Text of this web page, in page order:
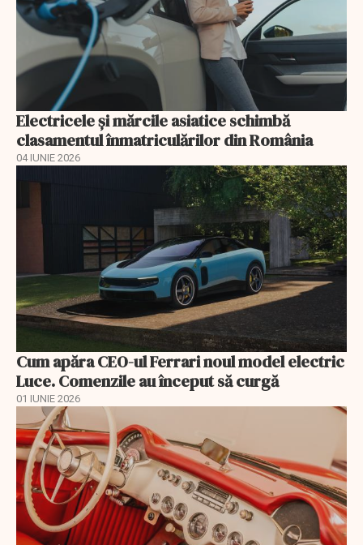
Electricele și mărcile asiatice schimbă
clasamentul înmatriculărilor din România
04 IUNIE 2026
Cum apăra CEO-ul Ferrari noul model electric
Luce. Comenzile au început să curgă
01 IUNIE 2026